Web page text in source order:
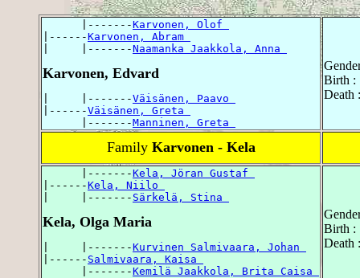
      |-------
Karvonen, Olof
|------Karvonen, Abram
|     |-------Naamanka Jaakkola, Anna
Karvonen, Edvard
|     |-------Väisänen, Paavo
|------Väisänen, Greta
      |-------
Manninen, Greta
Birth :
Death
Family Karvonen - Kela
      |-------
Kela, Jöran Gustaf
|------Kela, Niilo
|     |------- Särkelä, Stina
Kela, Olga Maria
|     |-------Kurvinen Salmivaara, Johan
|------ Salmivaara, Kaisa
      |-------
Kemilä Jaakkola, Brita Caisa
Birth :
Death